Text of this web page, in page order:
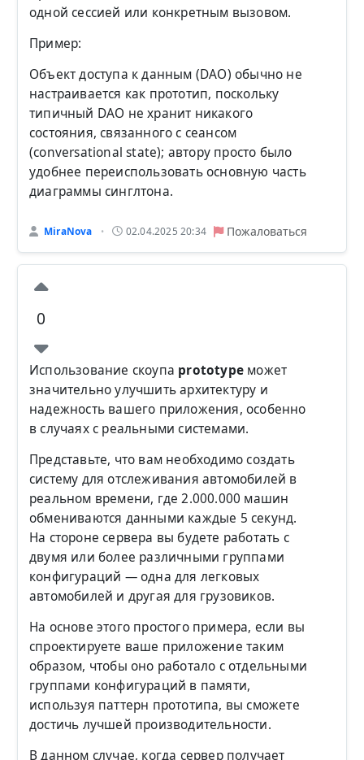
одной сессией или конкретным вызовом.
Пример:
Объект доступа к данным (DAO) обычно не
настраивается как прототип, поскольку
типичный DAO не хранит никакого
состояния, связанного с сеансом
(conversational state); автору просто было
удобнее переиспользовать основную часть
диаграммы синглтона.
MiraNova • 02.04.2025 20:34 Пожаловаться
0
Использование скоупа prototype может
значительно улучшить архитектуру и
надежность вашего приложения, особенно
в случаях с реальными системами.
Представьте, что вам необходимо создать
систему для отслеживания автомобилей в
реальном времени, где 2.000.000 машин
обмениваются данными каждые 5 секунд.
На стороне сервера вы будете работать с
двумя или более различными группами
конфигураций — одна для легковых
автомобилей и другая для грузовиков.
На основе этого простого примера, если вы
спроектируете ваше приложение таким
образом, чтобы оно работало с отдельными
группами конфигураций в памяти,
используя паттерн прототипа, вы сможете
достичь лучшей производительности.
В данном случае, когда сервер получает